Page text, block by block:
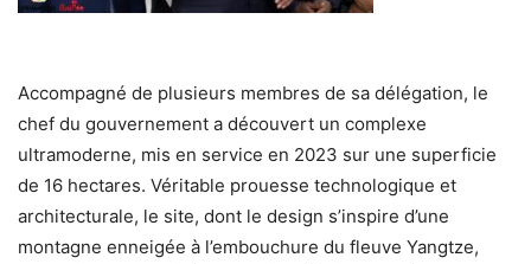
Accompagné de plusieurs membres de sa délégation, le
chef du gouvernement a découvert un complexe
ultramoderne, mis en service en 2023 sur une superficie
de 16 hectares. Véritable prouesse technologique et
architecturale, le site, dont le design s’inspire d’une
montagne enneigée à l’embouchure du fleuve Yangtze,